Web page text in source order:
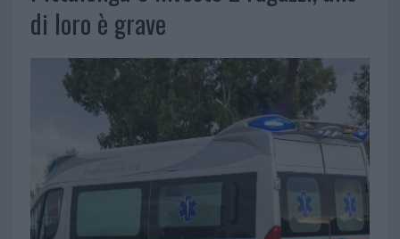
di loro è grave